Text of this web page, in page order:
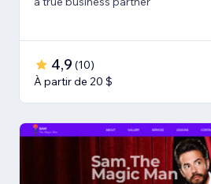
4,9 (10)
À partir de 20 $